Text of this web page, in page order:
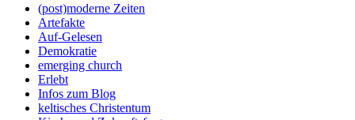
(post)moderne Zeiten
Artefakte
Auf-Gelesen
Demokratie
emerging church
Erlebt
Infos zum Blog
keltisches Christentum